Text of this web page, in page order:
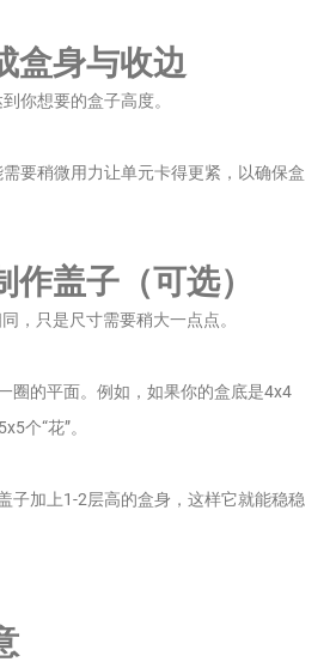
盒身与收边
你想要的盒子高度。
要稍微用力让单元卡得更紧，以确保盒
盖子（可选）
，只是尺寸需要稍大一点点。
圈的平面。例如，如果你的盒底是4x4
个“花”。
子加上1-2层高的盒身，这样它就能稳稳